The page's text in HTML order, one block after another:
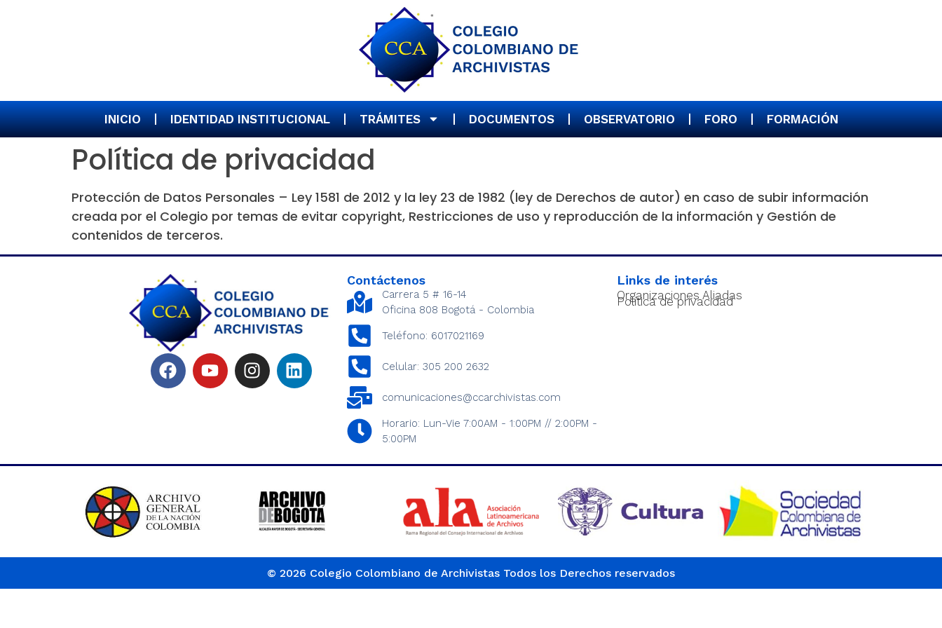
INICIO IDENTIDAD INSTITUCIONAL TRÁMITES DOCUMENTOS OBSERVATORIO FORO FORMACIÓN
Política de privacidad
Protección de Datos Personales – Ley 1581 de 2012 y la ley 23 de 1982 (ley de Derechos de autor) en caso de subir información
creada por el Colegio por temas de evitar copyright, Restricciones de uso y reproducción de la información y Gestión de
contenidos de terceros.
Contáctenos
Carrera 5 # 16-14
Oficina 808 Bogotá - Colombia
Teléfono: 6017021169
Celular: 305 200 2632
comunicaciones@ccarchivistas.com
Horario: Lun-Vie 7:00AM - 1:00PM // 2:00PM -
5:00PM
Links de interés
Organizaciones Aliadas
Política de privacidad
© 2026 Colegio Colombiano de Archivistas Todos los Derechos reservados